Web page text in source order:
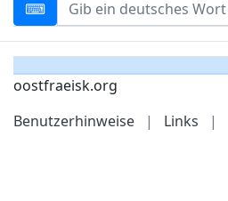
oostfraeisk.org
Benutzerhinweise
| Links |